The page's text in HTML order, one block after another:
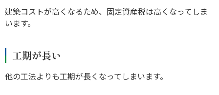
建築コストが高くなるため、固定資産税は高くなってしま
います。
工期が長い
他の工法よりも工期が長くなってしまいます。